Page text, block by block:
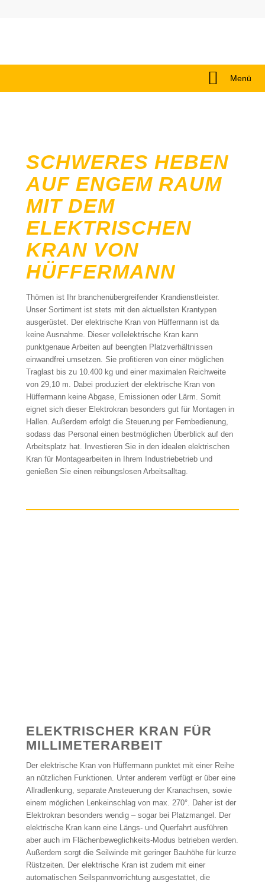
Menü
SCHWERES HEBEN
AUF ENGEM RAUM
MIT DEM
ELEKTRISCHEN
KRAN VON
HÜFFERMANN
Thömen ist Ihr branchenübergreifender Krandienstleister.
Unser Sortiment ist stets mit den aktuellsten Krantypen
ausgerüstet. Der elektrische Kran von Hüffermann ist da
keine Ausnahme. Dieser vollelektrische Kran kann
punktgenaue Arbeiten auf beengten Platzverhältnissen
einwandfrei umsetzen. Sie profitieren von einer möglichen
Traglast bis zu 10.400 kg und einer maximalen Reichweite
von 29,10 m. Dabei produziert der elektrische Kran von
Hüffermann keine Abgase, Emissionen oder Lärm. Somit
eignet sich dieser Elektrokran besonders gut für Montagen in
Hallen. Außerdem erfolgt die Steuerung per Fernbedienung,
sodass das Personal einen bestmöglichen Überblick auf den
Arbeitsplatz hat. Investieren Sie in den idealen elektrischen
Kran für Montagearbeiten in Ihrem Industriebetrieb und
genießen Sie einen reibungslosen Arbeitsalltag.
ELEKTRISCHER KRAN FÜR
MILLIMETERARBEIT
Der elektrische Kran von Hüffermann punktet mit einer Reihe
an nützlichen Funktionen. Unter anderem verfügt er über eine
Allradlenkung, separate Ansteuerung der Kranachsen, sowie
einem möglichen Lenkeinschlag von max. 270°. Daher ist der
Elektrokran besonders wendig – sogar bei Platzmangel. Der
elektrische Kran kann eine Längs- und Querfahrt ausführen
aber auch im Flächenbeweglichkeits-Modus betrieben werden.
Außerdem sorgt die Seilwinde mit geringer Bauhöhe für kurze
Rüstzeiten. Der elektrische Kran ist zudem mit einer
automatischen Seilspannvorrichtung ausgestattet, die